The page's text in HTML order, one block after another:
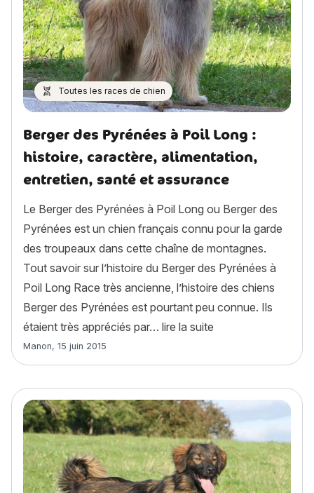
Toutes les races de chien
Berger des Pyrénées à Poil Long :
histoire, caractère, alimentation,
entretien, santé et assurance
Le Berger des Pyrénées à Poil Long ou Berger des
Pyrénées est un chien français connu pour la garde
des troupeaux dans cette chaîne de montagnes.
Tout savoir sur l’histoire du Berger des Pyrénées à
Poil Long Race très ancienne, l’histoire des chiens
Berger des Pyrénées est pourtant peu connue. Ils
étaient très appréciés par… lire la suite
Article rédigé par
Manon, 15 juin 2015